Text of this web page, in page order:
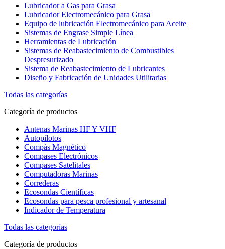
Lubricador a Gas para Grasa
Lubricador Electromecánico para Grasa
Equipo de lubricación Electromecánico para Aceite
Sistemas de Engrase Simple Línea
Herramientas de Lubricación
Sistemas de Reabastecimiento de Combustibles
Despresurizado
Sistema de Reabastecimiento de Lubricantes
Diseño y Fabricación de Unidades Utilitarias
Todas las categorías
Categoría de productos
Antenas Marinas HF Y VHF
Autopilotos
Compás Magnético
Compases Electrónicos
Compases Satelitales
Computadoras Marinas
Correderas
Ecosondas Científicas
Ecosondas para pesca profesional y artesanal
Indicador de Temperatura
Todas las categorías
Categoría de productos